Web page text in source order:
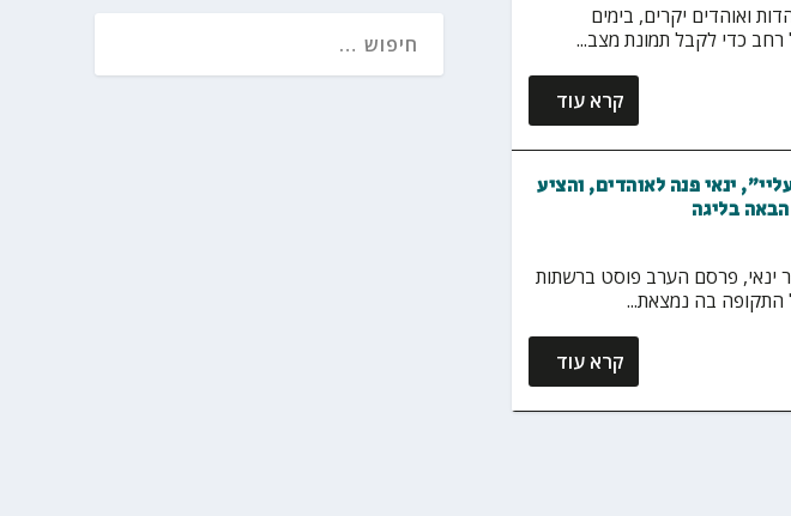
ואוהדים יקרים, ‏בימים
כדי לקבל תמונת מצב...
קרא עוד
ינאי פנה לאוהדים, והציע
בליגה
ינאי, פרסם הערב פוסט ברשתות
התקופה בה נמצאת...
קרא עוד